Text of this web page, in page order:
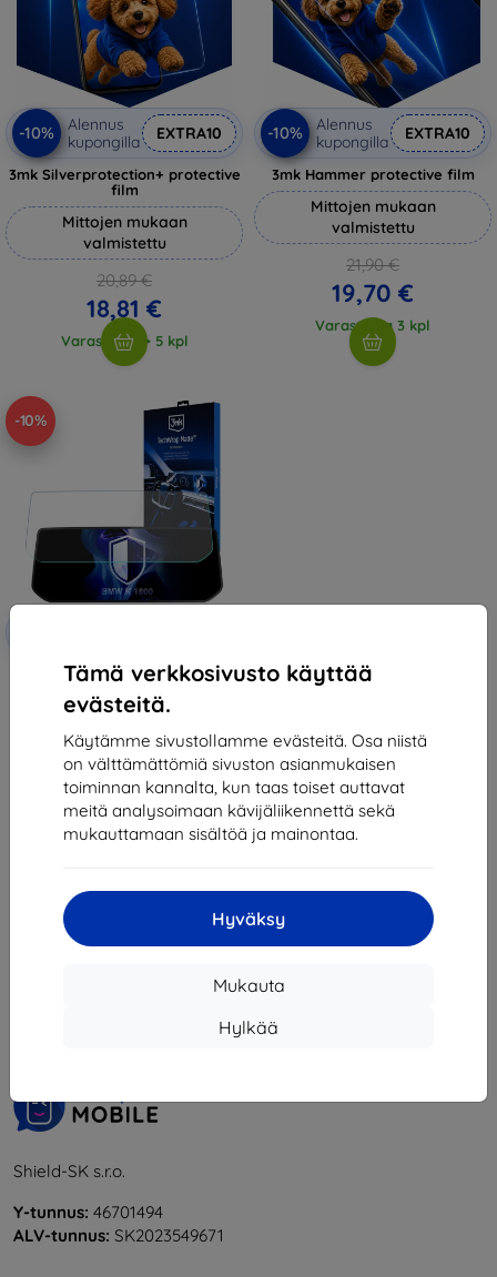
Tämä verkkosivusto käyttää
evästeitä.
Käytämme sivustollamme evästeitä. Osa niistä
on välttämättömiä sivuston asianmukaisen
toiminnan kannalta, kun taas toiset auttavat
meitä analysoimaan kävijäliikennettä sekä
mukauttamaan sisältöä ja mainontaa.
Hyväksy
Mukauta
Hylkää
-10%
Alennus
kupongilla
EXTRA10
3mk Silverprotection+ protective
film
Mittojen mukaan
valmistettu
20,89 €
18,81 €
Varastossa > 5 kpl
-10%
Alennus
kupongilla
EXTRA10
3mk Hammer protective film
Mittojen mukaan
valmistettu
21,90 €
19,70 €
Varastossa 3 kpl
-10%
3mk TechWrap Matte Center
Display Protective film for BMW
K 1600
34,10 €
Varastossa > 5 kpl
yhteensä5.
Shield-SK s.r.o.
Y-tunnus: 46701494
ALV-tunnus: SK2023549671